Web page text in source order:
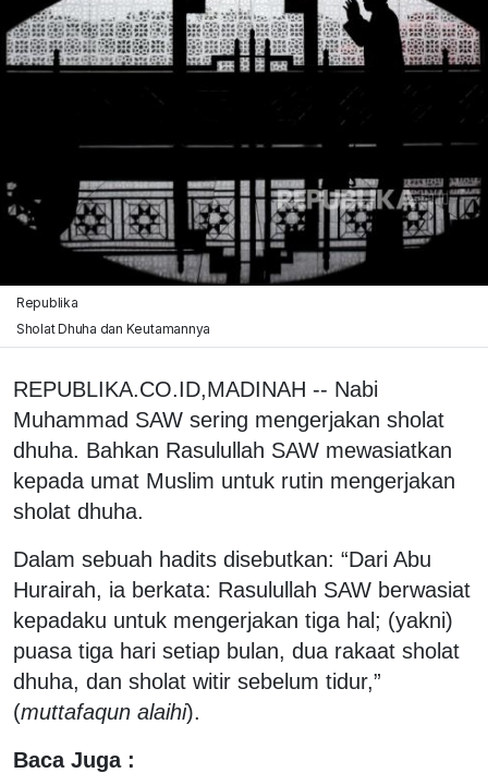
Republika
Sholat Dhuha dan Keutamannya
REPUBLIKA.CO.ID,MADINAH -- Nabi
Muhammad SAW sering mengerjakan sholat
dhuha. Bahkan Rasulullah SAW mewasiatkan
kepada umat Muslim untuk rutin mengerjakan
sholat dhuha.
Dalam sebuah hadits disebutkan: “Dari Abu
Hurairah, ia berkata: Rasulullah SAW berwasiat
kepadaku untuk mengerjakan tiga hal; (yakni)
puasa tiga hari setiap bulan, dua rakaat sholat
dhuha, dan sholat witir sebelum tidur,”
(muttafaqun alaihi).
Baca Juga :